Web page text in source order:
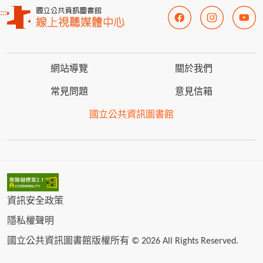
:::
網站導覽 關於我們
常見問題 意見信箱
國立公共資訊圖書館
資訊安全政策
隱私權聲明
國立公共資訊圖書館版權所有 © 2026 All Rights Reserved.